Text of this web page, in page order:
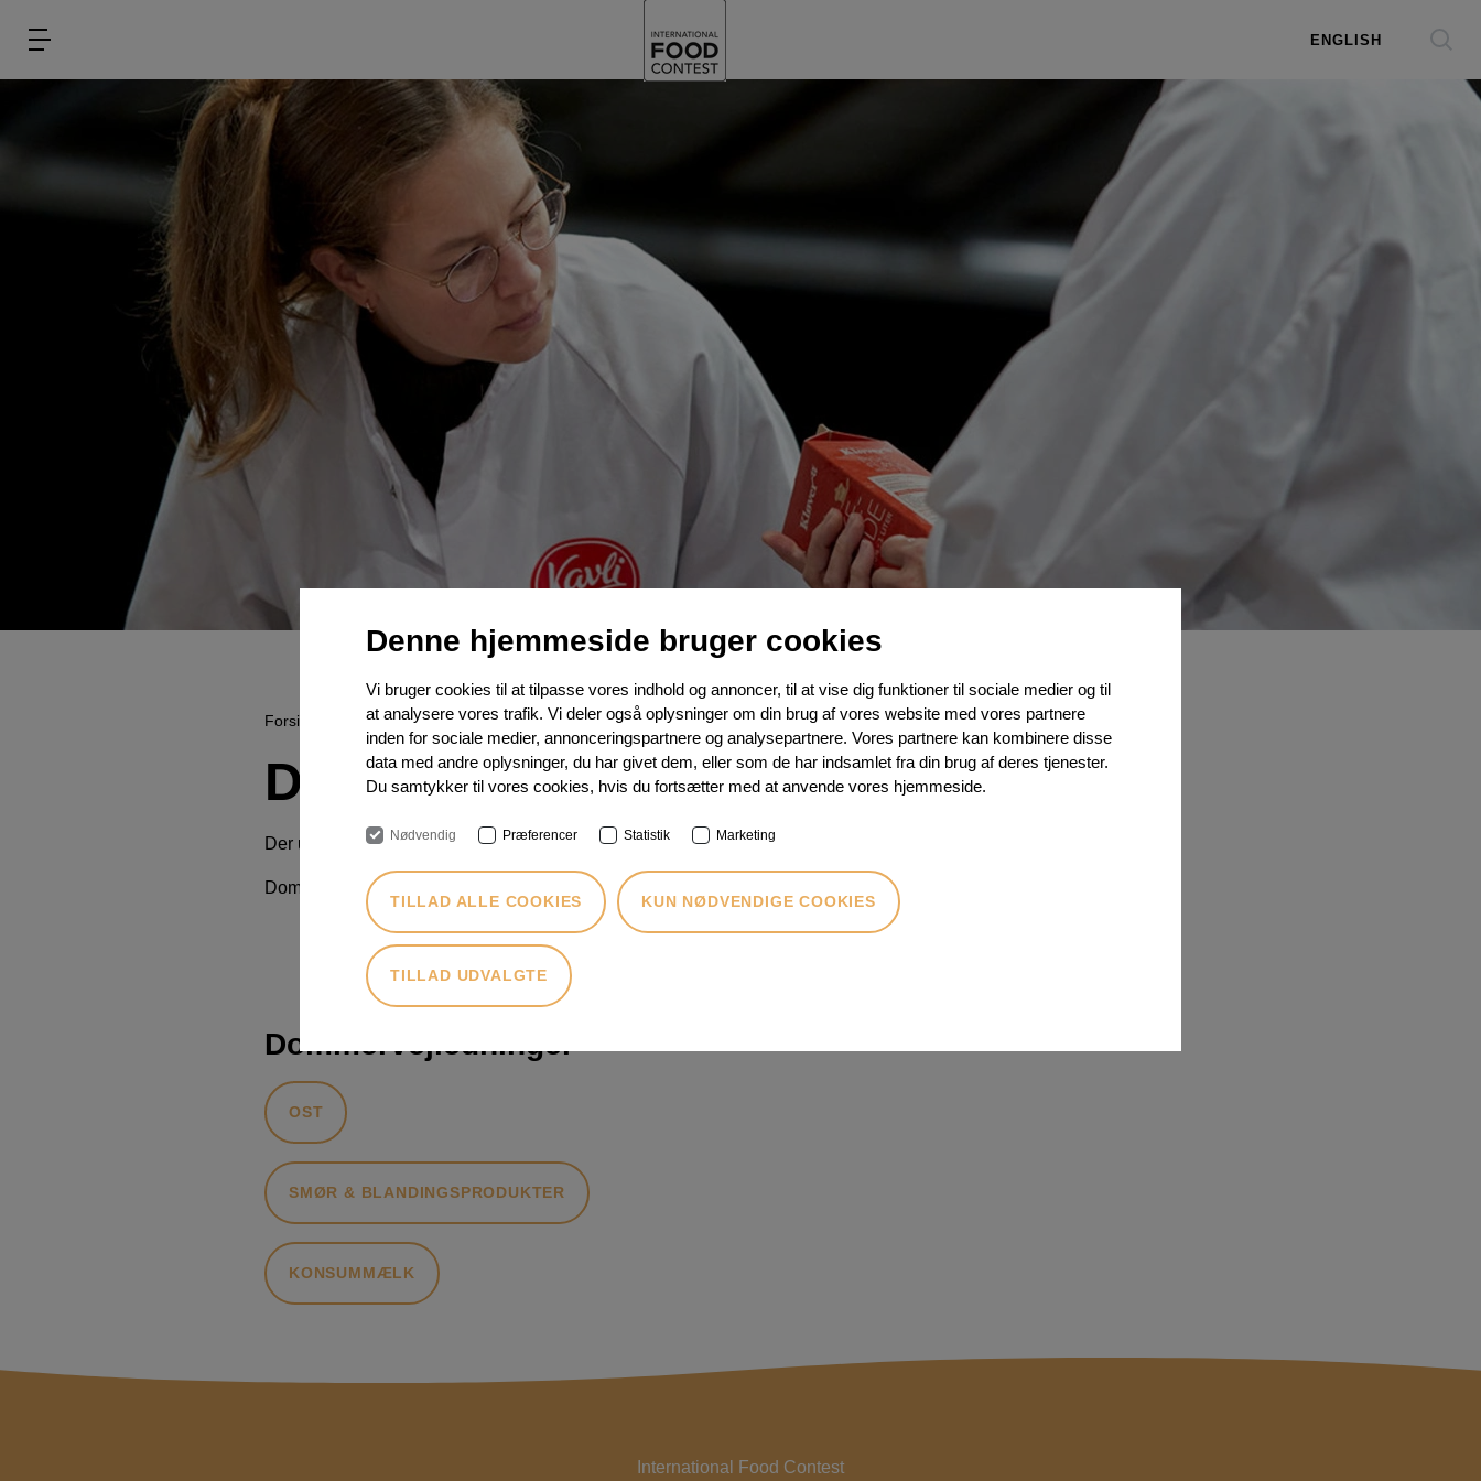
Denne hjemmeside bruger cookies
Vi bruger cookies til at tilpasse vores indhold og annoncer, til at vise dig funktioner til sociale medier og til
at analysere vores trafik. Vi deler også oplysninger om din brug af vores website med vores partnere
inden for sociale medier, annonceringspartnere og analysepartnere. Vores partnere kan kombinere disse
data med andre oplysninger, du har givet dem, eller som de har indsamlet fra din brug af deres tjenester.
Du samtykker til vores cookies, hvis du fortsætter med at anvende vores hjemmeside.
Nødvendig Præferencer Statistik Marketing
TILLAD ALLE COOKIES KUN NØDVENDIGE COOKIES
TILLAD UDVALGTE
ENGLISH
Forside Produkter Dommere
Dommere
Der udsendes invitationer til dommere senere på året vedrørende bedømmelsen mandag den 26. oktober 2026.
Dommervejledninger kommer senere.
Dommervejledninger
OST
SMØR & BLANDINGSPRODUKTER
KONSUMMÆLK
International Food Contest